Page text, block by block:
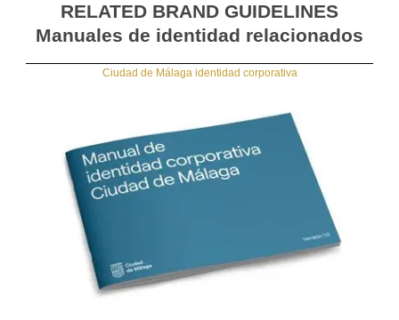
RELATED BRAND GUIDELINES
Manuales de identidad relacionados
Ciudad de Málaga identidad corporativa